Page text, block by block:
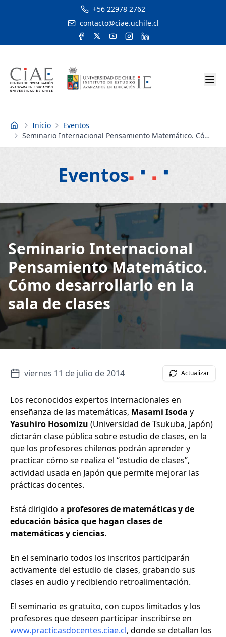
+56 22978 2762
contacto@ciae.uchile.cl
Inicio Inicio
Eventos
Seminario Internacional Pensamiento Matemático. Cómo
desarrollarlo en la sala de clases
Eventos
Seminario Internacional
Pensamiento Matemático.
Cómo desarrollarlo en la
sala de clases
viernes 11 de julio de 2014 Actualizar
Los reconocidos expertos internacionales en
enseñanza de las matemáticas, Masami Isoda y
Yasuhiro Hosomizu (Universidad de Tsukuba, Japón)
dictarán clase pública sobre estudio de clases, en la
que los profesores chilenos podrán aprender y
practicar cómo se realiza el “estudio de clases”,
actividad usada en Japón que permite mejorar las
prácticas docentes.
Está dirigido a profesores de matemáticas y de
educación básica que hagan clases de
matemáticas y ciencias.
En el seminario todos los inscritos participarán
activamente del estudio de clases, grabando sus
clases en audio y recibiendo retroalimentación.
El seminario es gratuito, con cupos limitados y los
profesores que deseen participar inscribirse en
www.practicasdocentes.ciae.cl, donde se detallan los